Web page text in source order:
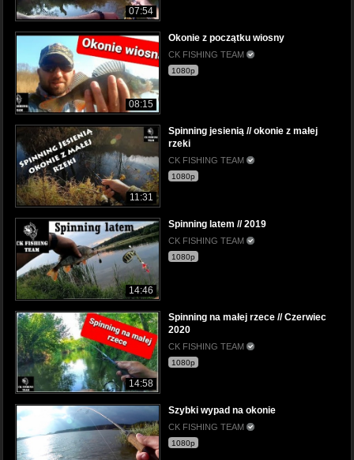
07:54
08:15
Okonie z początku wiosny
CK FISHING TEAM
1080p
11:31
Spinning jesienią // okonie z małej
rzeki
CK FISHING TEAM
1080p
14:46
Spinning latem // 2019
CK FISHING TEAM
1080p
14:58
Spinning na małej rzece // Czerwiec
2020
CK FISHING TEAM
1080p
Szybki wypad na okonie
CK FISHING TEAM
1080p